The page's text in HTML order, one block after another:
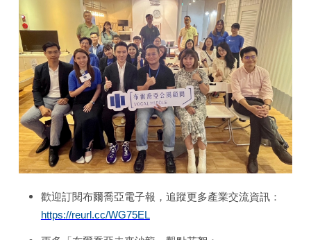
歡迎訂閱布爾喬亞電子報，追蹤更多產業交流資訊：
https://reurl.cc/WG75EL